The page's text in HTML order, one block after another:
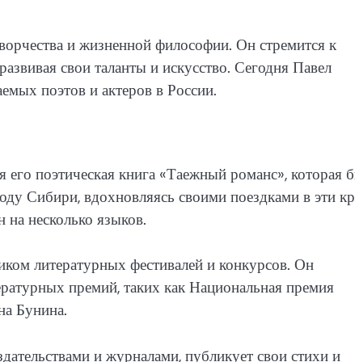
и жизненной философии. Он стремится к
свои таланты и искусство. Сегодня Павел
поэтов и актеров в России.
поэтическая книга «Таежный романс», которая
Сибири, вдохновляясь своими поездками в эти
несколько языков.
литературных фестивалей и конкурсов. Он
премий, таких как Национальная премия
Бунина.
и журналами, публикует свои стихи и